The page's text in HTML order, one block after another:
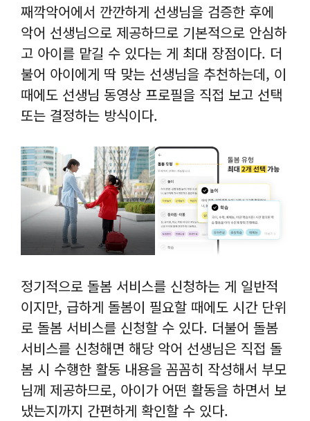
째깍악어에서 깐깐하게 선생님을 검증한 후에
악어 선생님으로 제공하므로 기본적으로 안심하
고 아이를 맡길 수 있다는 게 최대 장점이다. 더
불어 아이에게 딱 맞는 선생님을 추천하는데, 이
때에도 선생님 동영상 프로필을 직접 보고 선택
또는 결정하는 방식이다.
정기적으로 돌봄 서비스를 신청하는 게 일반적
이지만, 급하게 돌봄이 필요할 때에도 시간 단위
로 돌봄 서비스를 신청할 수 있다. 더불어 돌봄
서비스를 신청해면 해당 악어 선생님은 직접 돌
봄 시 수행한 활동 내용을 꼼꼼히 작성해서 부모
님께 제공하므로, 아이가 어떤 활동을 하면서 보
냈는지까지 간편하게 확인할 수 있다.